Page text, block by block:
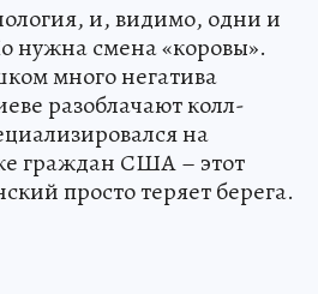
и, видимо, одни и
нужна смена «коровы».
много негатива
разоблачают колл-
на
граждан США – этот
просто теряет берега.